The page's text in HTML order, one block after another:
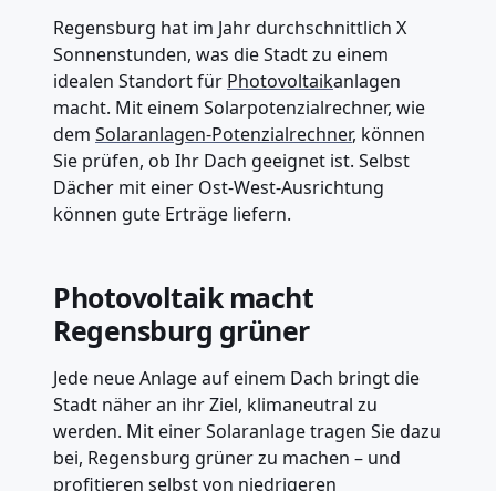
Regensburg hat im Jahr durchschnittlich X
Sonnenstunden, was die Stadt zu einem
idealen Standort für Photovoltaikanlagen
macht. Mit einem Solarpotenzialrechner, wie
dem Solaranlagen-Potenzialrechner, können
Sie prüfen, ob Ihr Dach geeignet ist. Selbst
Dächer mit einer Ost-West-Ausrichtung
können gute Erträge liefern.
Photovoltaik macht
Regensburg grüner
Jede neue Anlage auf einem Dach bringt die
Stadt näher an ihr Ziel, klimaneutral zu
werden. Mit einer Solaranlage tragen Sie dazu
bei, Regensburg grüner zu machen – und
profitieren selbst von niedrigeren